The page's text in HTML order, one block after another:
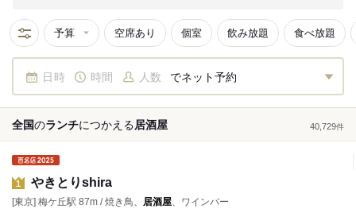
予算 空席あり 個室 飲み放題 食べ放題
日時 時間 人数 でネット予約
全国のランチにつかえる居酒屋 40,729件
1 やきとりshira
[東京] 梅ケ丘駅 87m / 焼き鳥、 居酒屋、ワインバー